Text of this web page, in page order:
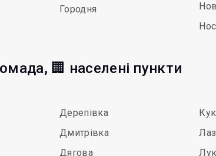
Городня
🏢 населені пункти
Дерепівка
Дмитрівка
Дягова